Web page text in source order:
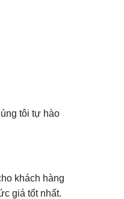
tôi tự hào
khách hàng
giá tốt nhất.